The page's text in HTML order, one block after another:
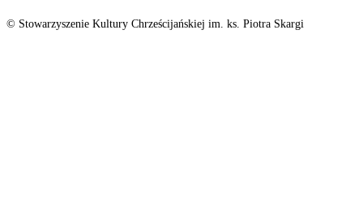
© Stowarzyszenie Kultury Chrześcijańskiej im. ks. Piotra Skargi